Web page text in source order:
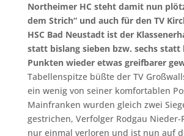
Northeimer HC steht damit nun
dem Strich“ und auch für den TV
HSC Bad Neustadt ist der
statt bislang sieben bzw. sechs statt
Punkten wieder etwas greifbarer
Tabellenspitze büßte der TV
ein wenig von seiner komfortablen
Mainfranken wurden gleich zwei
gestrichen, Verfolger Rodgau Nieder-
nur einmal verloren und ist nun auf